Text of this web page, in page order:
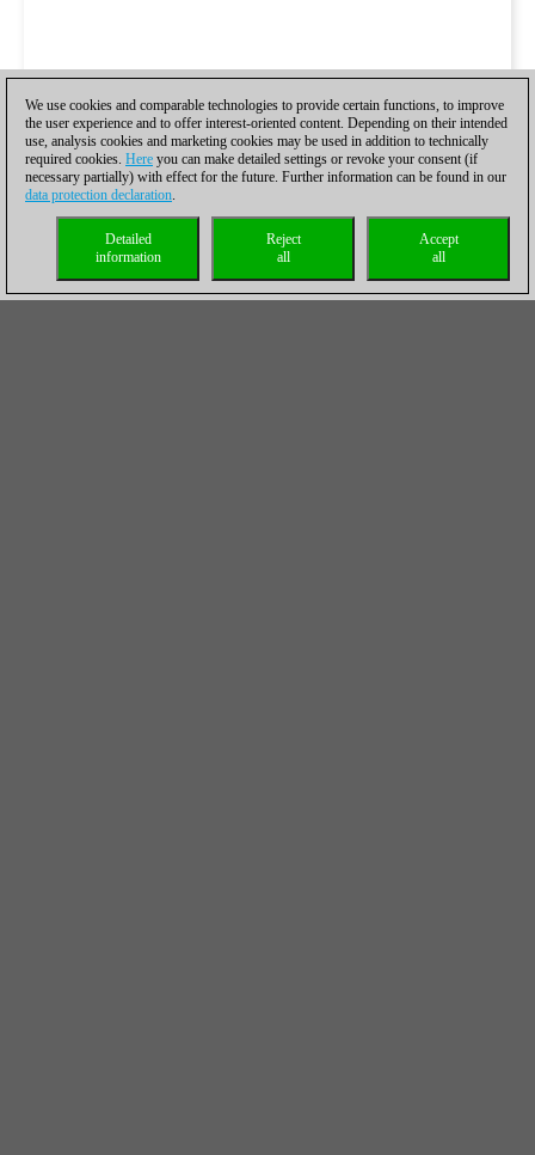
We use cookies and comparable technologies to provide certain functions, to improve
the user experience and to offer interest-oriented content. Depending on their intended
use, analysis cookies and marketing cookies may be used in addition to technically
required cookies. Here you can make detailed settings or revoke your consent (if
necessary partially) with effect for the future. Further information can be found in our
data protection declaration.
Accept
all
Reject
all
Detailed
information